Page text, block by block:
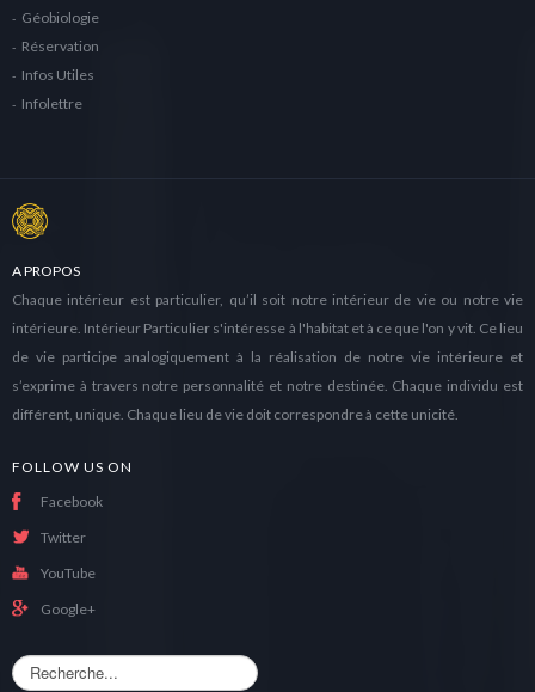
Géobiologie
Réservation
Infos Utiles
Infolettre
A PROPOS
Chaque intérieur est particulier, qu’il soit notre intérieur de vie ou notre vie
intérieure. Intérieur Particulier s'intéresse à l'habitat et à ce que l'on y vit. Ce lieu
de vie participe analogiquement à la réalisation de notre vie intérieure et
s’exprime à travers notre personnalité et notre destinée. Chaque individu est
différent, unique. Chaque lieu de vie doit correspondre à cette unicité.
FOLLOW US ON
Facebook
Twitter
YouTube
Google+
R